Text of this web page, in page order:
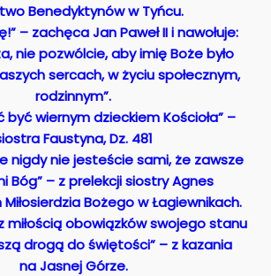
Benedyktynów w Tyńcu.
– zachęca Jan Paweł II i nawołuje:
nie pozwólcie, aby imię Boże było
sercach, w życiu społecznym,
rodzinnym”.
być wiernym dzieckiem Kościoła” –
Faustyna, Dz. 481
nigdy nie jesteście sami, że zawsze
Bóg” – z prelekcji siostry Agnes
Bożego w Łagiewnikach.
miłością obowiązków swojego stanu
drogą do świętości” – z kazania
na Jasnej Górze.